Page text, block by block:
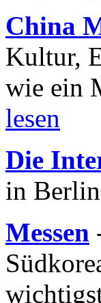
China
Kultur,
wie ein
lesen
Die
in
Messen